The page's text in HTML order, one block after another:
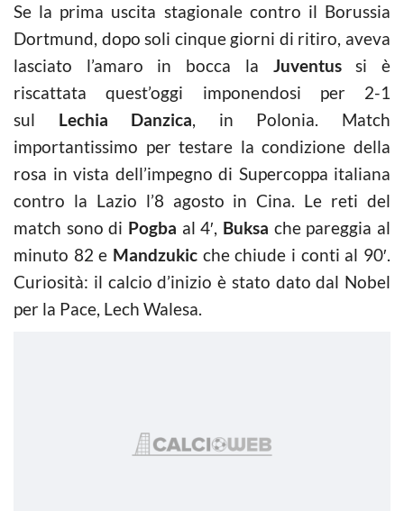
Se la prima uscita stagionale contro il Borussia
Dortmund, dopo soli cinque giorni di ritiro, aveva
lasciato l’amaro in bocca la Juventussi è
riscattata quest’oggi imponendosi per 2-1
sul Lechia Danzica, in Polonia. Match
importantissimo per testare la condizione della
rosa in vista dell’impegno di Supercoppa italiana
contro la Lazio l’8 agosto in Cina. Le reti del
match sono di Pogba al 4′, Buksa che pareggia al
minuto 82 e Mandzukic che chiude i conti al 90′.
Curiosità: il calcio d’inizio è stato dato dal Nobel
per la Pace, Lech Walesa.